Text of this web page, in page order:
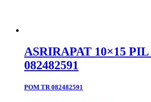
ASRIRAPAT 10×15
082482591
POM TR 082482591